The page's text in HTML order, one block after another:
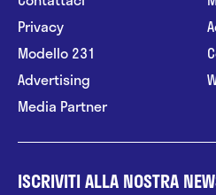
Privacy
Modello 231
Advertising
Media Partner
ISCRIVITI ALLA NOSTRA